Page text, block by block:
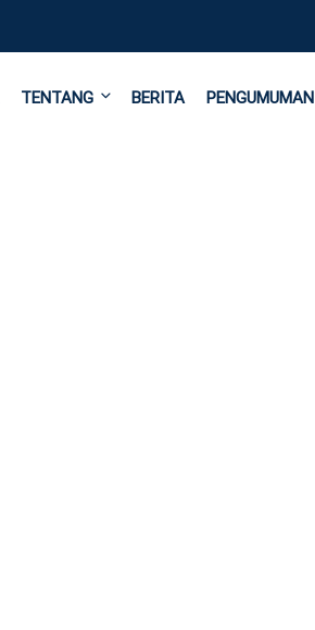
TENTANG BERITA PENGUMUMAN